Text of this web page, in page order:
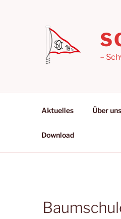
–
Aktuelles Über uns
Download